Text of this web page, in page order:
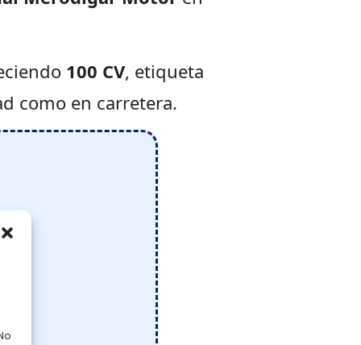
100 CV, etiqueta
como en carretera.